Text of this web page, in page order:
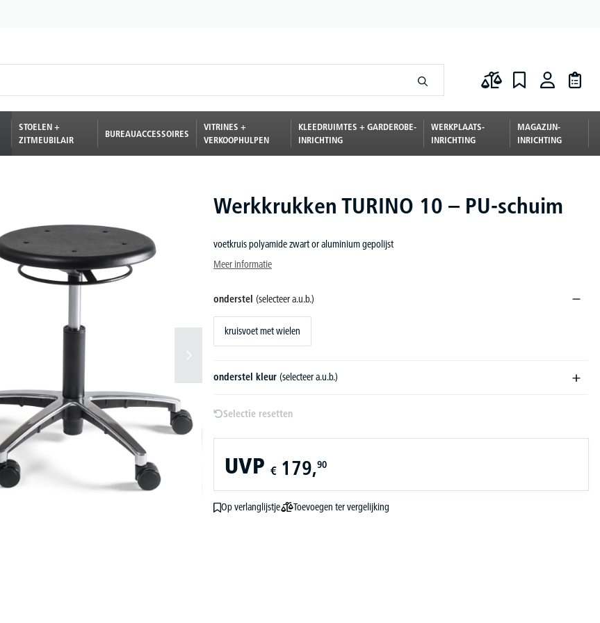
STOELEN +
ZITMEUBILAIR
BUREAUACCESSOIRES
VITRINES +
VERKOOPHULPEN
KLEEDRUIMTES + GARDEROBE-
INRICHTING
WERKPLAATS-
INRICHTING
MAGAZIJN-
INRICHTING
Werkkrukken TURINO 10 – PU-schuim
voetkruis polyamide zwart or aluminium gepolijst
Meer informatie
onderstel (selecteer a.u.b.)
kruisvoet met wielen
onderstel kleur (selecteer a.u.b.)
Selectie resetten
UVP € 179,90
Op verlanglijstje Toevoegen ter vergelijking